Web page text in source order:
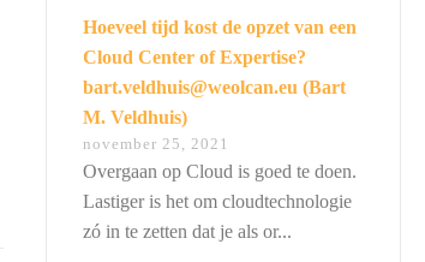
Hoeveel tijd kost de opzet van een
Cloud Center of Expertise?
bart.veldhuis@weolcan.eu (Bart
M. Veldhuis)
november 25, 2021
Overgaan op Cloud is goed te doen.
Lastiger is het om cloudtechnologie
zó in te zetten dat je als or...